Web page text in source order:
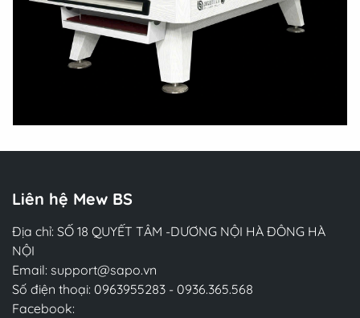
Liên hệ Mew BS
Địa chỉ: SỐ 18 QUYẾT TÂM -DƯƠNG NỘI HÀ ĐÔNG HÀ
NỘI
Email: support@sapo.vn
Số điện thoại: 0963955283 - 0936.365.568
Facebook: